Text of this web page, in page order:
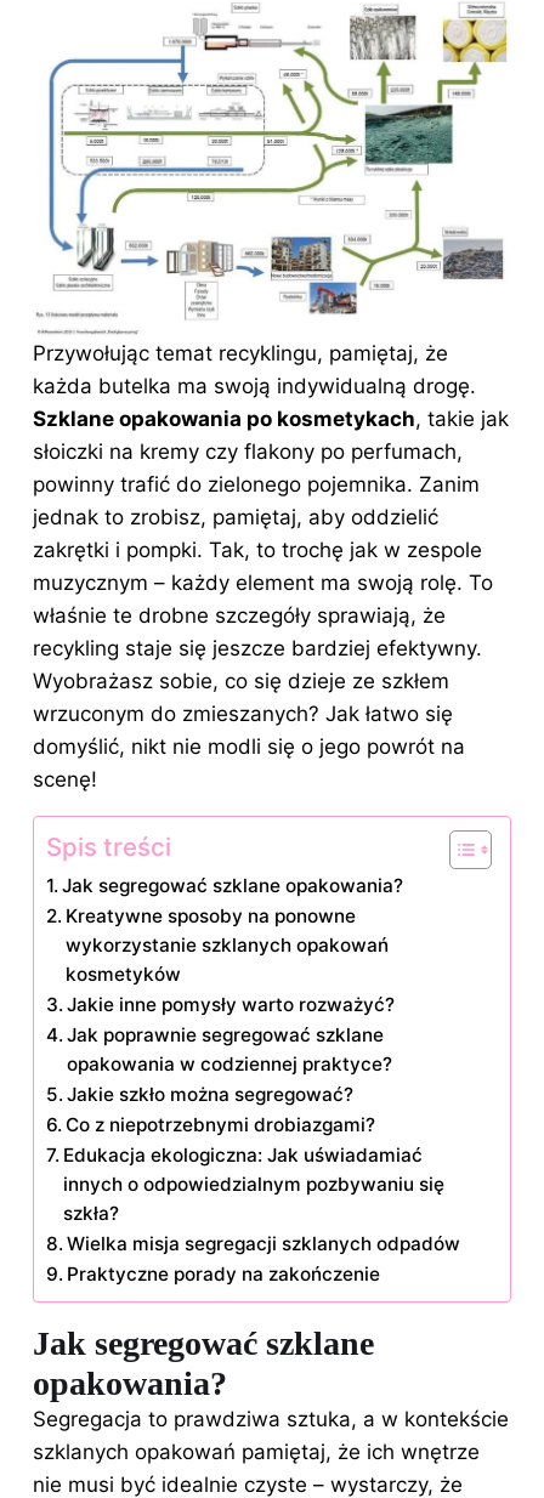
Przywołując temat recyklingu, pamiętaj, że
każda butelka ma swoją indywidualną drogę.
Szklane opakowania po kosmetykach, takie jak
słoiczki na kremy czy flakony po perfumach,
powinny trafić do zielonego pojemnika. Zanim
jednak to zrobisz, pamiętaj, aby oddzielić
zakrętki i pompki. Tak, to trochę jak w zespole
muzycznym – każdy element ma swoją rolę. To
właśnie te drobne szczegóły sprawiają, że
recykling staje się jeszcze bardziej efektywny.
Wyobrażasz sobie, co się dzieje ze szkłem
wrzuconym do zmieszanych? Jak łatwo się
domyślić, nikt nie modli się o jego powrót na
scenę!
Spis treści
Jak segregować szklane opakowania?
Kreatywne sposoby na ponowne
wykorzystanie szklanych opakowań
kosmetyków
Jakie inne pomysły warto rozważyć?
Jak poprawnie segregować szklane
opakowania w codziennej praktyce?
Jakie szkło można segregować?
Co z niepotrzebnymi drobiazgami?
Edukacja ekologiczna: Jak uświadamiać
innych o odpowiedzialnym pozbywaniu się
szkła?
Wielka misja segregacji szklanych odpadów
Praktyczne porady na zakończenie
Jak segregować szklane
opakowania?
Segregacja to prawdziwa sztuka, a w kontekście
szklanych opakowań pamiętaj, że ich wnętrze
nie musi być idealnie czyste – wystarczy, że